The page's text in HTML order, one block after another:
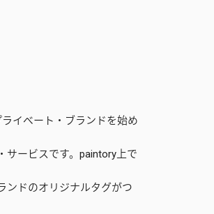
イベート・ブランドを始め
サービスです。paintory上で
ンドのオリジナルタグがつ